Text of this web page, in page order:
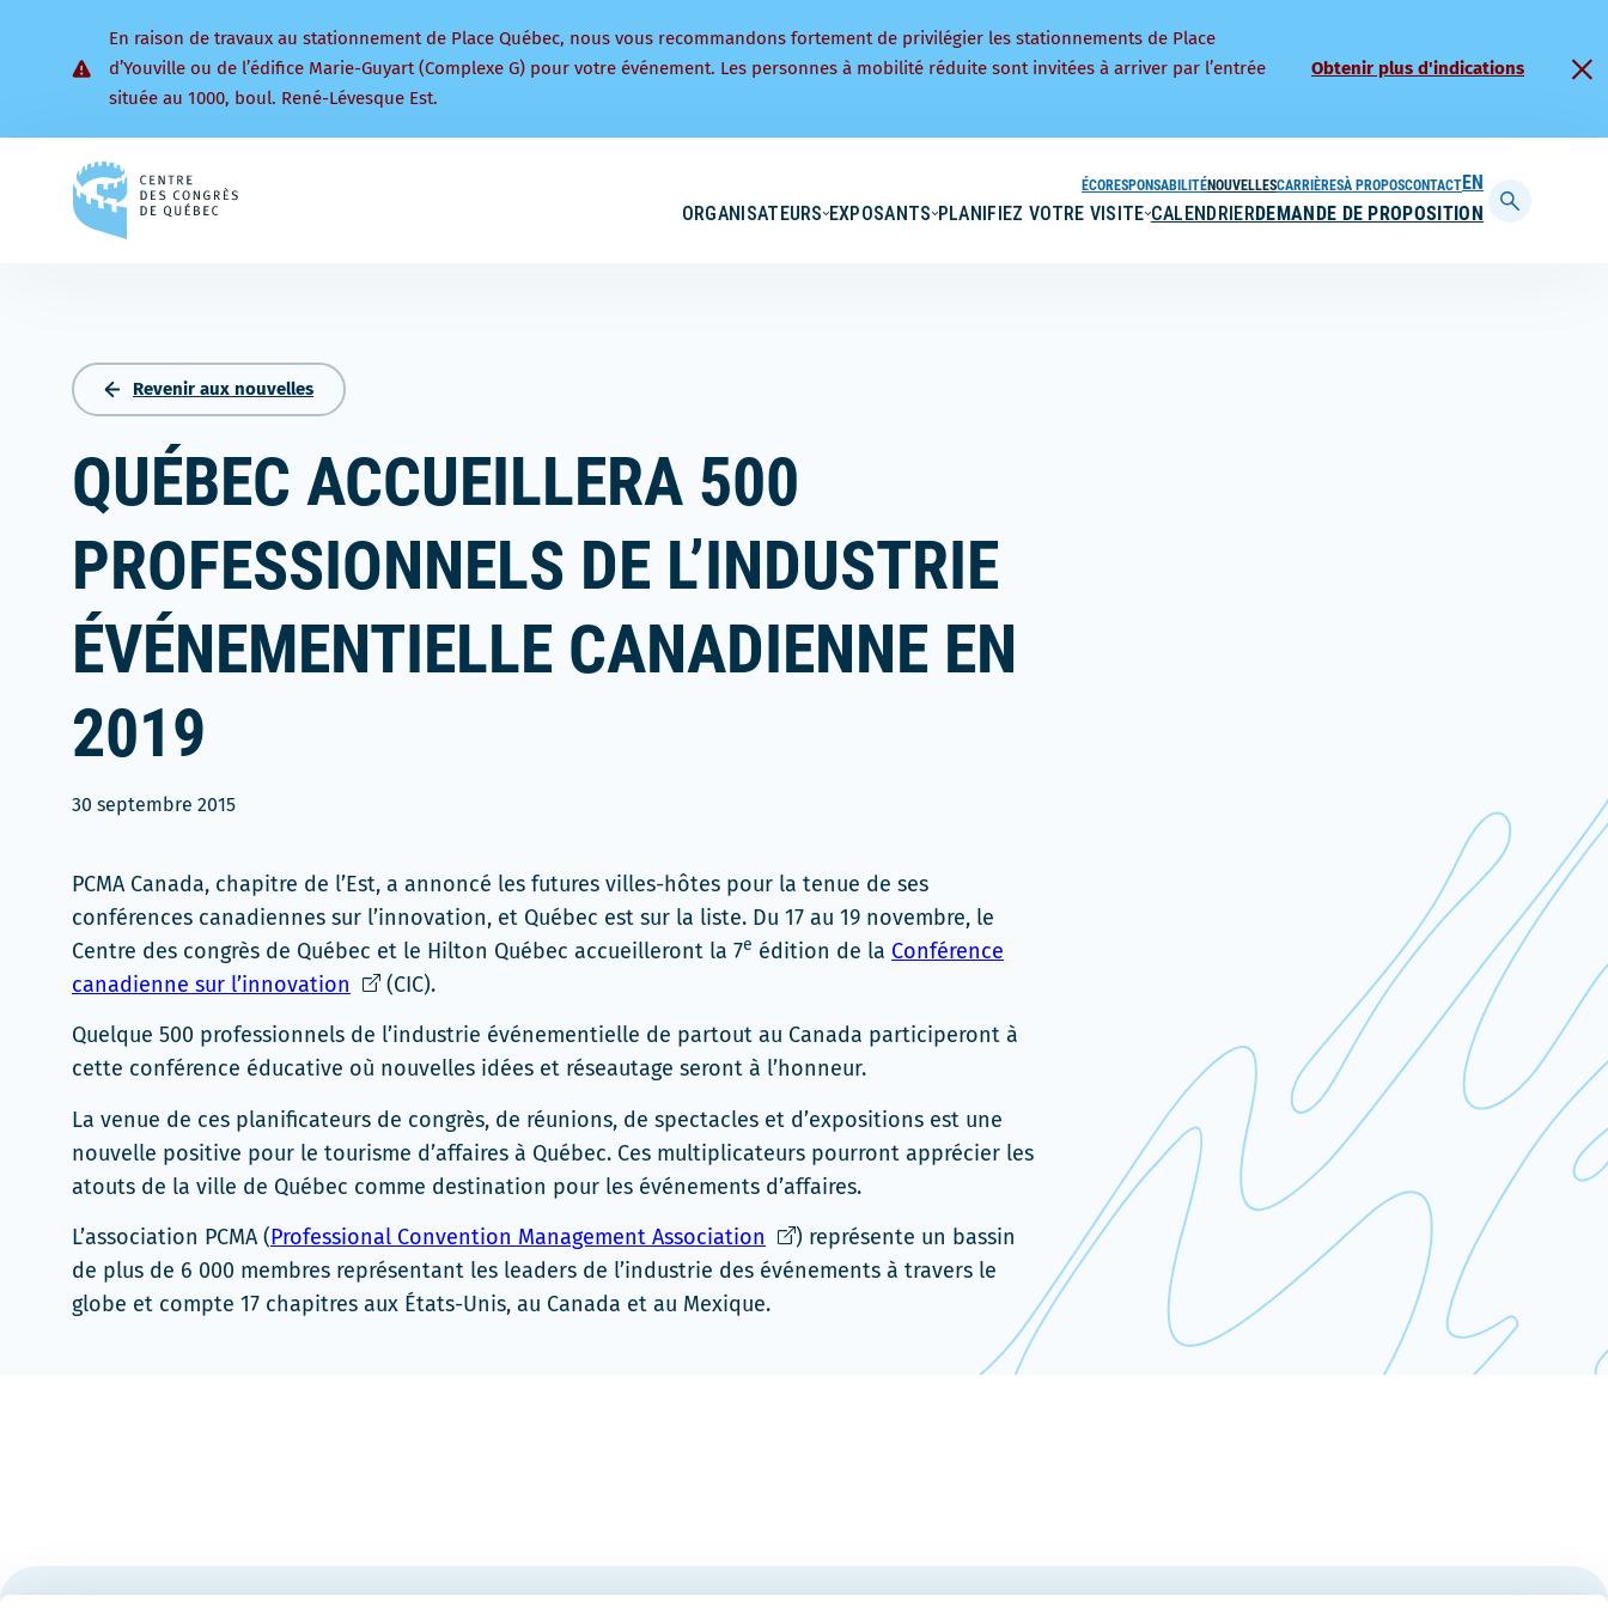
En raison de travaux au stationnement de Place Québec, nous vous recommandons fortement de privilégier les stationnements de Place
d’Youville ou de l’édifice Marie-Guyart (Complexe G) pour votre événement. Les personnes à mobilité réduite sont invitées à arriver par l’entrée
située au 1000, boul. René-Lévesque Est.
Obtenir plus d'indications
ORGANISATEURS EXPOSANTS PLANIFIEZ VOTRE VISITE CALENDRIERDEMANDE DE PROPOSITION
ÉCORESPONSABILITÉNOUVELLESCARRIÈRESÀ PROPOSCONTACTENGLISH
Afficher
Revenir aux nouvelles
QUÉBEC ACCUEILLERA 500
PROFESSIONNELS DE L’INDUSTRIE
ÉVÉNEMENTIELLE CANADIENNE EN
2019
30 septembre 2015
PCMA Canada, chapitre de l’Est, a annoncé les futures villes-hôtes pour la tenue de ses
conférences canadiennes sur l’innovation, et Québec est sur la liste. Du 17 au 19 novembre, le
Centre des congrès de Québec et le Hilton Québec accueilleront la 7e édition de la Conférence
canadienne sur l’innovation Ce
s'ouvrira
dans
une
nouvelle
fenêtre
(CIC).
Quelque 500 professionnels de l’industrie événementielle de partout au Canada participeront à
cette conférence éducative où nouvelles idées et réseautage seront à l’honneur.
La venue de ces planificateurs de congrès, de réunions, de spectacles et d’expositions est une
nouvelle positive pour le tourisme d’affaires à Québec. Ces multiplicateurs pourront apprécier les
atouts de la ville de Québec comme destination pour les événements d’affaires.
L’association PCMA (Professional Convention Management Association Ce
lien
s'ouvrira
) représente un bassin
de plus de 6 000 membres représentant les leaders de l’industrie des événements à travers le
globe et compte 17 chapitres aux États-Unis, au Canada et au Mexique.